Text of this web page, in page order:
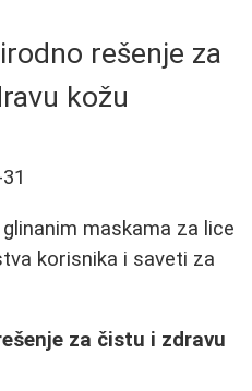
rešenje za
kožu
maskama za lice
korisnika i saveti za
za čistu i zdravu